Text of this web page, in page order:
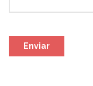
Enviar